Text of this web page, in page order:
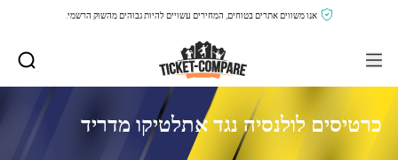
אנו משווים אתרים בטוחים, המחירים עשויים להיות גבוהים מהשוק הרשמי.
כרטיסים לולנסיה נגד אתלטיקו מדריד